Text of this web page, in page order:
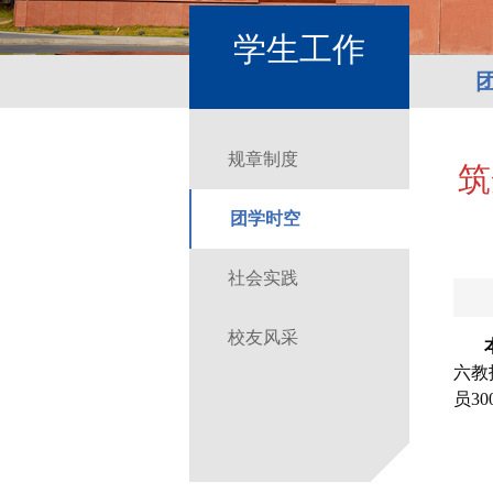
学生工作
规章制度
团学时空
社会实践
校友风采
六教
员